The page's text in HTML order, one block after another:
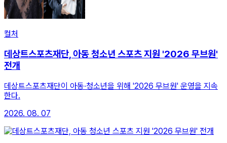
컬처
데상트스포츠재단, 아동 청소년 스포츠 지원 '2026 무브원'
전개
데상트스포츠재단이 아동·청소년을 위해 '2026 무브원' 운영을 지속
한다.
2026. 08. 07